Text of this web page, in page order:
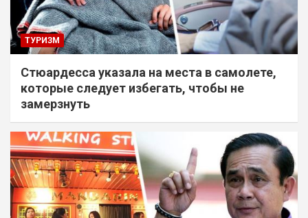
ТУРИЗМ
Стюардесса указала на места в самолете,
которые следует избегать, чтобы не
замерзнуть